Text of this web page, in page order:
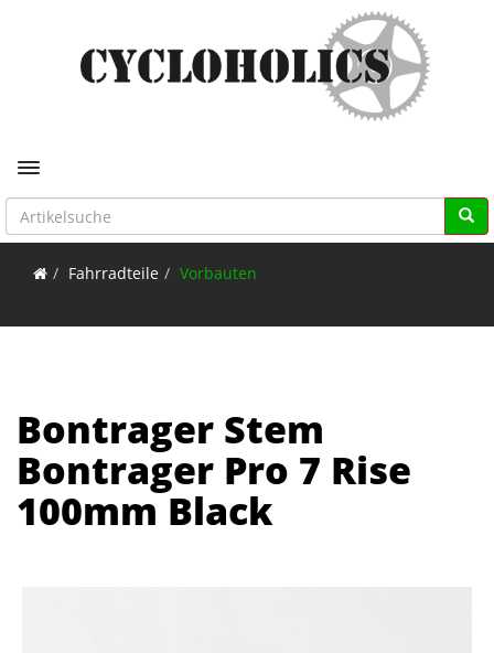
Toggle navigation
Fahrradteile Vorbauten
Bontrager Stem
Bontrager Pro 7 Rise
100mm Black